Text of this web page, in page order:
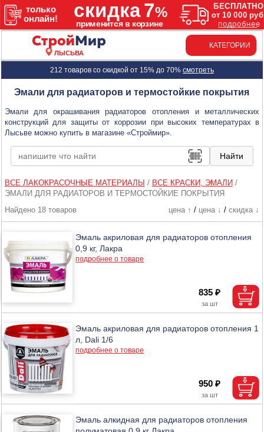
ЛЫСЬВА
КАТЕГОРИИ
212 товаров со скидкой от 15% до 70% смотреть
Эмали для радиаторов и термостойкие покрытия
Эмали для окрашивания радиаторов отопления и металлических
конструкций для защиты от коррозии при высоких температурах в
Лысьве можно купить в магазине «Строймир».
ВСЕ ЛАКОКРАСОЧНЫЕ МАТЕРИАЛЫ / ВСЕ КРАСКИ, ЭМАЛИ /
ЭМАЛИ ДЛЯ РАДИАТОРОВ И ТЕРМОСТОЙКИЕ ПОКРЫТИЯ
Найдено 18 товаров
цена ↑ / цена ↓ / скидка ↓
Эмаль акриловая для радиаторов отопления
0,9 кг, Лакра
подробнее о товаре
835 ₽
Эмаль акриловая для радиаторов отопления 1
л, Dali 1/6
подробнее о товаре
950 ₽
Эмаль алкидная для радиаторов отопления